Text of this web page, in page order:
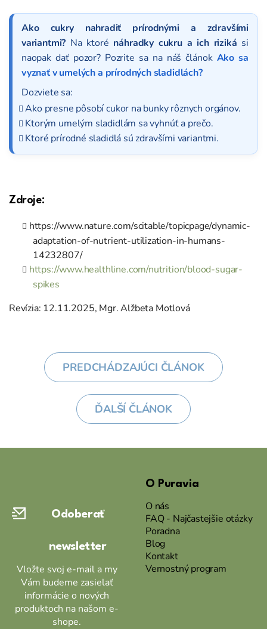
Ako cukry nahradiť prírodnými a zdravšími
variantmi? Na ktoré náhradky cukru a ich riziká si
naopak dať pozor? Pozrite sa na náš článok Ako sa
vyznať v umelých a prírodných sladidlách?
Dozviete sa:
Ako presne pôsobí cukor na bunky rôznych orgánov.
Ktorým umelým sladidlám sa vyhnúť a prečo.
Ktoré prírodné sladidlá sú zdravšími variantmi.
Zdroje:
https://www.nature.com/scitable/topicpage/dynamic-
adaptation-of-nutrient-utilization-in-humans-
14232807/
https://www.healthline.com/nutrition/blood-sugar-
spikes
Revízia: 12.11.2025, Mgr. Alžbeta Motlová
PREDCHÁDZAJÚCI ČLÁNOK
ĎALŠÍ ČLÁNOK
Odoberať
newsletter
Vložte svoj e-mail a my
Vám budeme zasielať
informácie o nových
produktoch na našom e-
shope.
O Puravia
O nás
FAQ - Najčastejšie otázky
Poradna
Blog
Kontakt
Vernostný program